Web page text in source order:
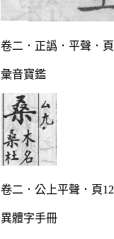
卷二．正譌．平聲．
彙音寶鑑
卷二．公上平聲．頁
異體字手冊